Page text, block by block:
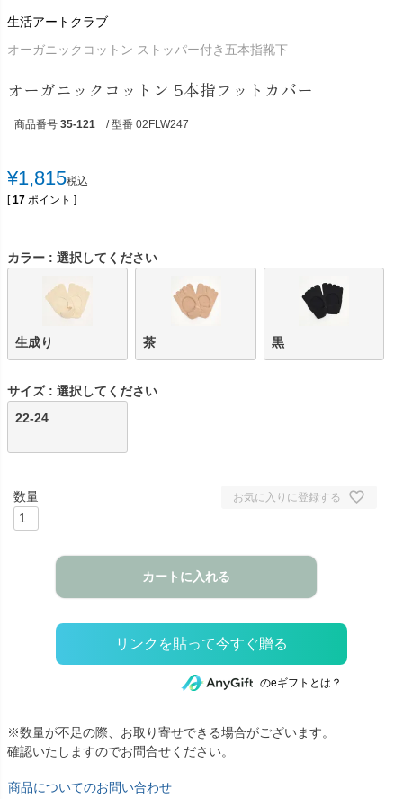
生活アートクラブ
オーガニックコットン ストッパー付き五本指靴下
オーガニックコットン 5本指フットカバー
商品番号 35-121 / 型番 02FLW247
¥1,815税込
[ 17 ポイント ]
カラー 選択してください
生成り 茶 黒
サイズ
選択してください
22-24
お気に入りに登録する
カートに入れる
のeギフトとは？
※数量が不足の際、お取り寄せできる場合がございます。
確認いたしますのでお問合せください。
商品についてのお問い合わせ